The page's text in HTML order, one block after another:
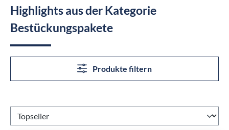
Highlights aus der Kategorie
Bestückungspakete
Produkte filtern